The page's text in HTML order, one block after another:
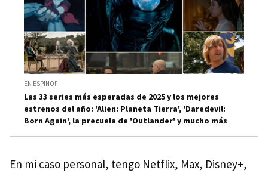
EN ESPINOF
Las 33 series más esperadas de 2025 y los mejores
estrenos del año: 'Alien: Planeta Tierra', 'Daredevil:
Born Again', la precuela de 'Outlander' y mucho más
En mi caso personal, tengo Netflix, Max, Disney+,